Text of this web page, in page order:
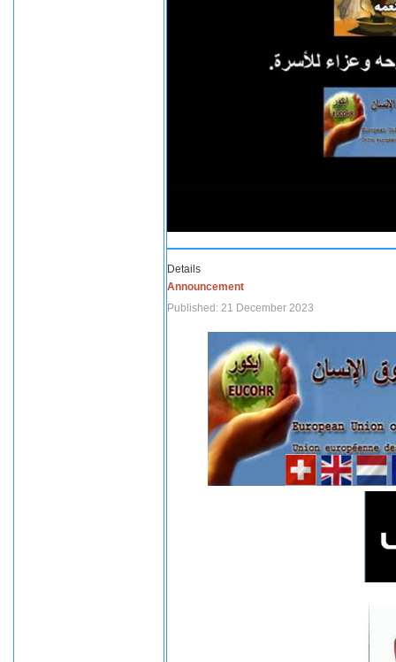
Details
Announcement
Published: 21 December 2023